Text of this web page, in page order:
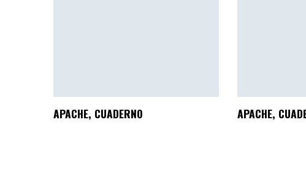
APACHE, CUADERNO APACHE,